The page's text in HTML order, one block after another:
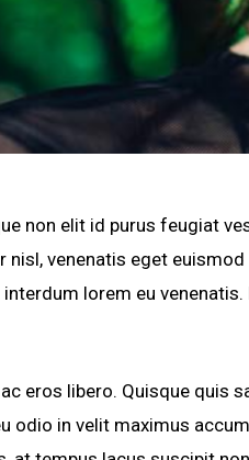
non elit id purus feugiat
venenatis eget
lorem eu
eros libero. Quisque quis
odio in velit maximus